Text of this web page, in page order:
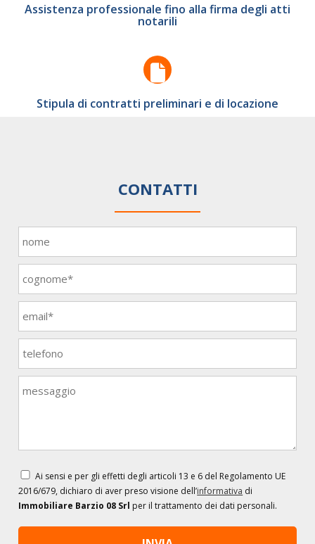
Assistenza professionale fino alla firma degli atti
notarili
Stipula di contratti preliminari e di locazione
CONTATTI
Ai sensi e per gli effetti degli articoli 13 e 6 del Regolamento UE
2016/679, dichiaro di aver preso visione dell’informativa di
Immobiliare Barzio 08 Srl per il trattamento dei dati personali.